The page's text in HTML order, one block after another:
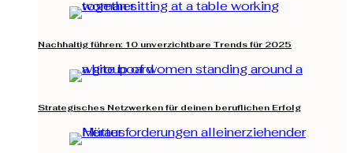
Nachhaltig führen: 10 unverzichtbare Trends für 2025
Strategisches Netzwerken für deinen beruflichen Erfolg